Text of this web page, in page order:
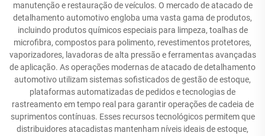
manutenção e restauração de veículos. O mercado de atacado de
detalhamento automotivo engloba uma vasta gama de produtos,
incluindo produtos químicos especiais para limpeza, toalhas de
microfibra, compostos para polimento, revestimentos protetores,
vaporizadores, lavadoras de alta pressão e ferramentas avançadas
de aplicação. As operações modernas de atacado de detalhamento
automotivo utilizam sistemas sofisticados de gestão de estoque,
plataformas automatizadas de pedidos e tecnologias de
rastreamento em tempo real para garantir operações de cadeia de
suprimentos contínuas. Esses recursos tecnológicos permitem que
distribuidores atacadistas mantenham níveis ideais de estoque,